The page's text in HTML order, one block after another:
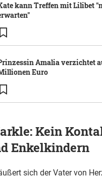
kann Treffen mit Lilibet
Amalia verzichtet
Euro
Kein
Enkelkindern
sich der Vater von